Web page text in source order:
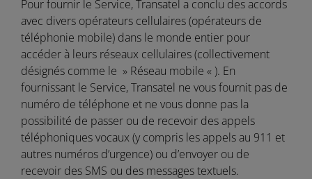
Pour fournir le Service, Transatel a conclu des accords
avec divers opérateurs cellulaires (opérateurs de
téléphonie mobile) dans le monde entier pour
accéder à leurs réseaux cellulaires (collectivement
désignés comme le » Réseau mobile « ). En
fournissant le Service, Transatel ne vous fournit pas de
numéro de téléphone et ne vous donne pas la
possibilité de passer ou de recevoir des appels
téléphoniques vocaux (y compris les appels au 911 et
autres numéros d’urgence) ou d’envoyer ou de
recevoir des SMS ou des messages textuels.